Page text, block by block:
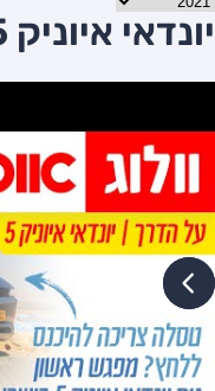
יונדאי איוניק 5 2021 יד שניה